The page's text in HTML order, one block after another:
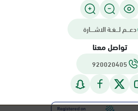
دعـــم لـــغـة الاشــــارة
تواصل معنا
920020405